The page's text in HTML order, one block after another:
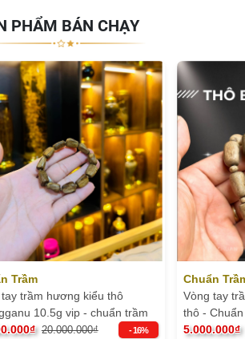
PHẨM BÁN CHẠY
Trầm
trầm hương kiểu thô
10.5g vip - chuẩn trầm
20.000.000₫ - 16%
Chuẩn
Vòng tay
thô -
5.000.000₫